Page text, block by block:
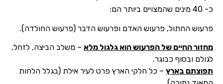
כ- 40 מינים שהמצויים ביותר הם:
פרעוש החתול, פרעוש האדם ופרעוש הדבר (פרעוש החולדה).
מחזור החיים של הפרעוש הוא גלגול מלא – משלב הביצה, לזחל,
לגולם ובסוף כבוגר.
תפוצתם בארץ – כל חלקי הארץ פרט לעיר אילת (בגלל הלחות